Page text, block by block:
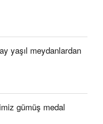
yaşıl meydanlardan
gümüş medal